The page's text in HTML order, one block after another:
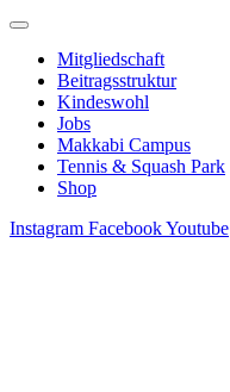
Mitgliedschaft
Beitragsstruktur
Kindeswohl
Jobs
Makkabi Campus
Tennis & Squash Park
Shop
Instagram FacebookYoutube